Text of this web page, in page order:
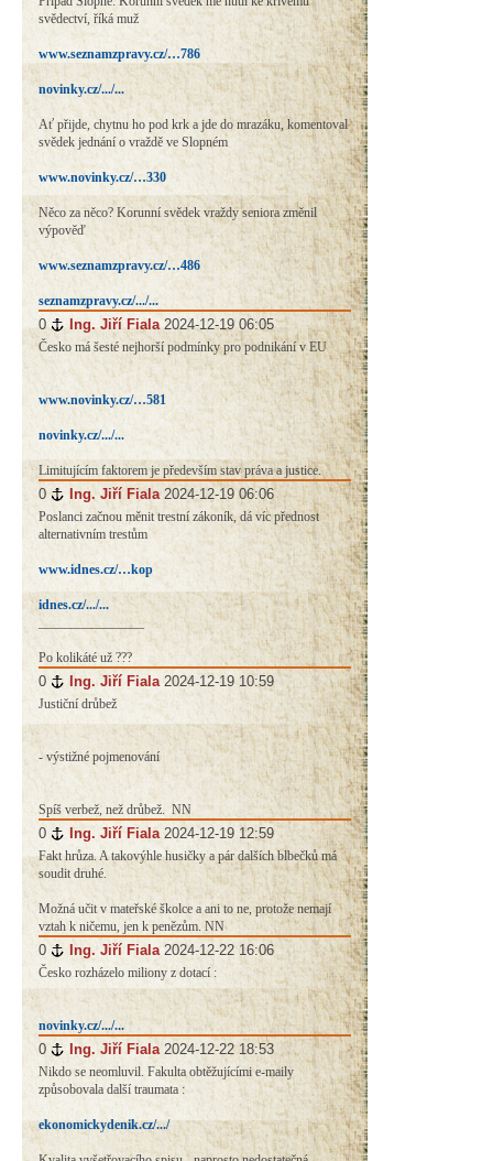
svědectví, říká muž
www.seznamzpravy.cz/…786
novinky.cz/.../...
Ať přijde, chytnu ho pod krk a jde do mrazáku, komentoval
svědek jednání o vraždě ve Slopném
www.novinky.cz/…330
Něco za něco? Korunní svědek vraždy seniora změnil
výpověď
www.seznamzpravy.cz/…486
seznamzpravy.cz/.../...
0 # Ing. Jiří Fiala 2024-12-19 06:05
Česko má šesté nejhorší podmínky pro podnikání v EU
www.novinky.cz/…581
novinky.cz/.../...
Limitujícím faktorem je především stav práva a justice.
0 # Ing. Jiří Fiala 2024-12-19 06:06
Poslanci začnou měnit trestní zákoník, dá víc přednost
alternativním trestům
www.idnes.cz/…kop
idnes.cz/.../...
________________
Po kolikáté už ???
0 # Ing. Jiří Fiala 2024-12-19 10:59
Justiční drůbež
- výstižné pojmenování
Spíš verbež, než drůbež. ​ NN
0 # Ing. Jiří Fiala 2024-12-19 12:59
Fakt hrůza. A takovýhle husičky a pár dalších blbečků má
soudit druhé.
Možná učit v mateřské školce a ani to ne, protože nemají
vztah k ničemu, jen k penězům. NN
0 # Ing. Jiří Fiala 2024-12-22 16:06
Česko rozházelo miliony z dotací :
novinky.cz/.../...
0 # Ing. Jiří Fiala 2024-12-22 18:53
Nikdo se neomluvil. Fakulta obtěžujícími e-maily
způsobovala další traumata :
ekonomickydenik.cz/.../